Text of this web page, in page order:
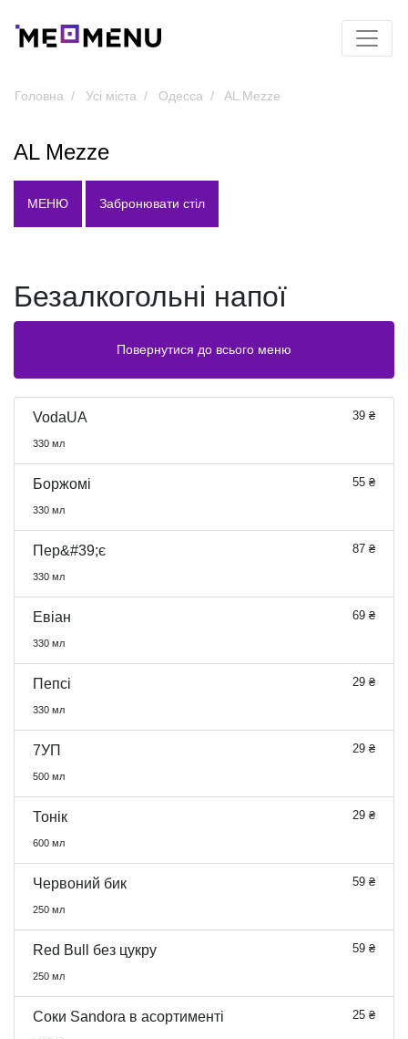
Головна Усі міста Одесса AL Mezze
AL Mezze
МЕНЮ Забронювати стіл
Безалкогольні напої
VodaUA 39 ₴
330 мл
Боржомі 55 ₴
330 мл
Пер&#39;є 87 ₴
330 мл
Евіан 69 ₴
330 мл
Пепсі 29 ₴
330 мл
7УП 29 ₴
500 мл
Тонік 29 ₴
600 мл
Червоний бик 59 ₴
250 мл
Red Bull без цукру 59 ₴
250 мл
Соки Sandora в асортименті 25 ₴
Повернутися до всього меню